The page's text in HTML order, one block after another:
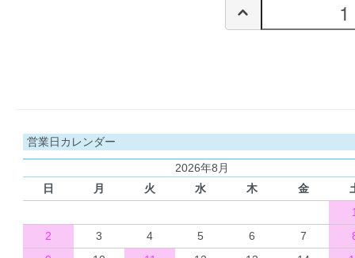
営業日カレンダー
2026年8月
日
月 火 水 木 金
2
3 4 5 6 7